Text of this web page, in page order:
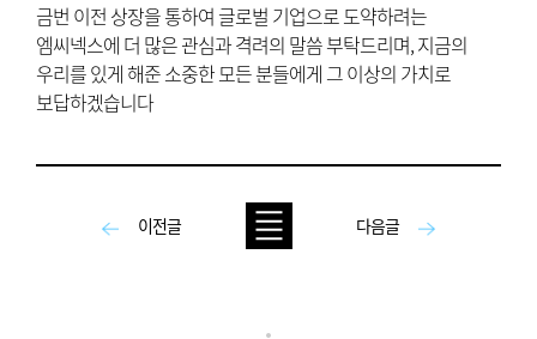
금번 이전 상장을 통하여 글로벌 기업으로 도약하려는
엠씨넥스에 더 많은 관심과 격려의 말씀 부탁드리며, 지금의
우리를 있게 해준 소중한 모든 분들에게 그 이상의 가치로
보답하겠습니다
이전글 다음글